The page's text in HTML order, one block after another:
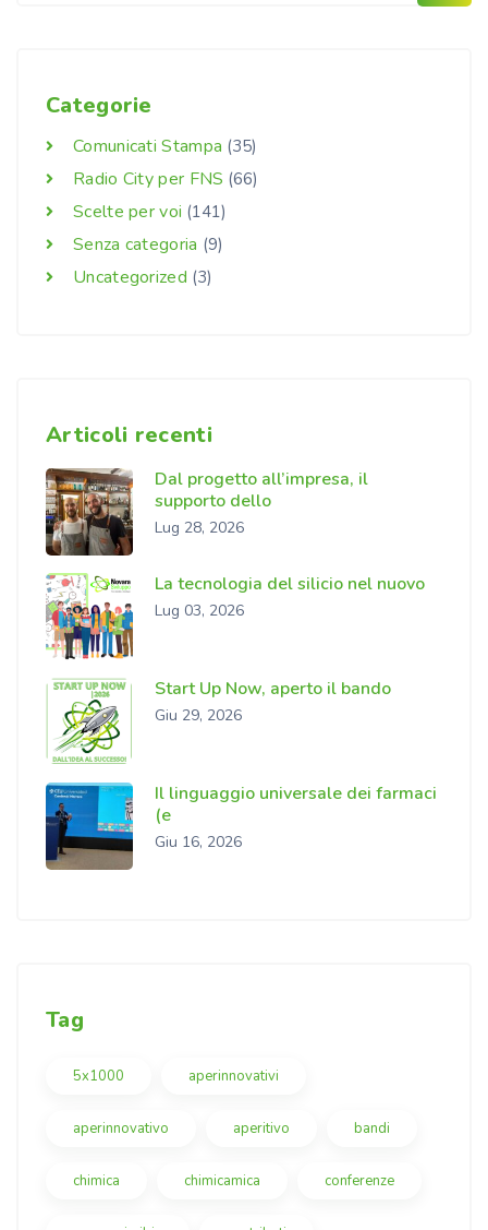
Categorie
Comunicati Stampa (35)
Radio City per FNS (66)
Scelte per voi (141)
Senza categoria (9)
Uncategorized (3)
Articoli recenti
Dal progetto all’impresa, il
supporto dello
Lug 28, 2026
La tecnologia del silicio nel nuovo
Lug 03, 2026
Start Up Now, aperto il bando
Giu 29, 2026
Il linguaggio universale dei farmaci
(e
Giu 16, 2026
Tag
5x1000 aperinnovativi
aperinnovativo aperitivo bandi
chimica chimicamica conferenze